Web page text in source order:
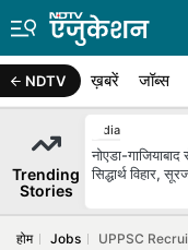
NDTV ख़बरें जॉब्स
Trending
Stories
India
नोएडा-
सिद्धार्थ विहार,
होम Jobs UPPSC